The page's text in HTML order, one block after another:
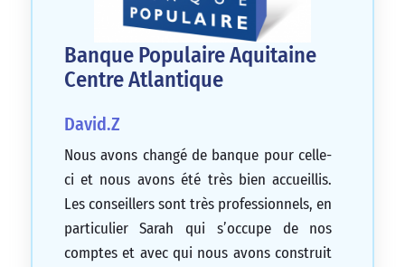
Banque Populaire Aquitaine
Centre Atlantique
David.Z
Nous avons changé de banque pour celle-
ci et nous avons été très bien accueillis.
Les conseillers sont très professionnels, en
particulier Sarah qui s’occupe de nos
comptes et avec qui nous avons construit